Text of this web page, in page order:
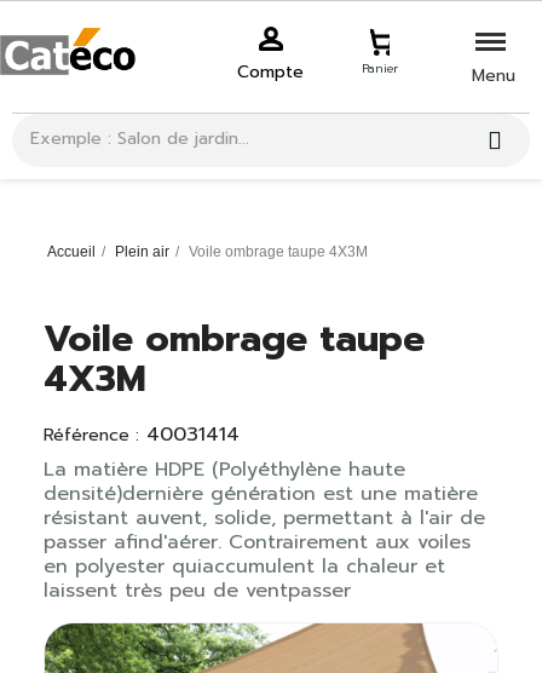
Compte Panier Menu
Accueil Plein air Voile ombrage taupe 4X3M
Voile ombrage taupe
4X3M
Référence : 40031414
La matière HDPE (Polyéthylène haute
densité)dernière génération est une matière
résistant auvent, solide, permettant à l'air de
passer afind'aérer. Contrairement aux voiles
en polyester quiaccumulent la chaleur et
laissent très peu de ventpasser